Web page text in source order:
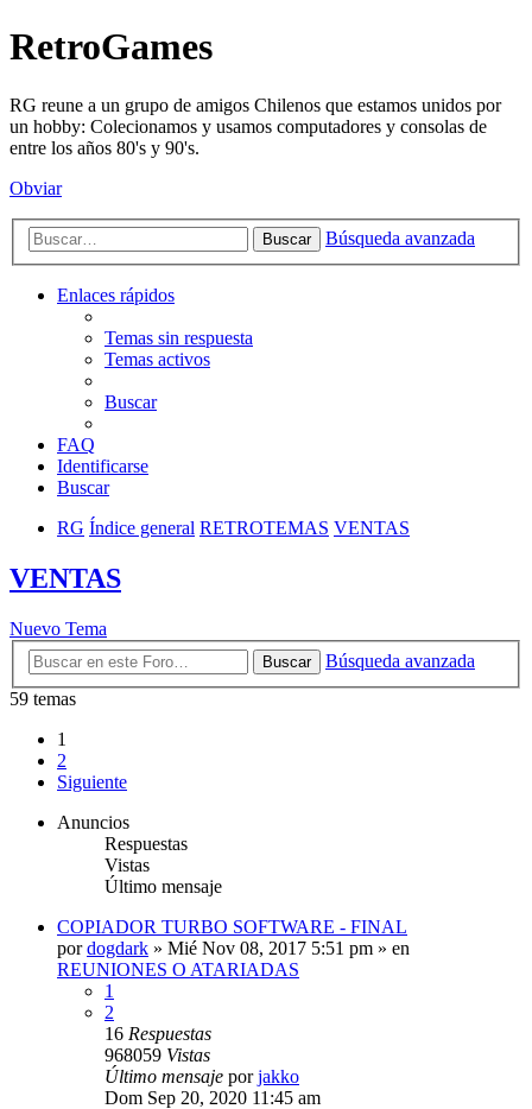
RetroGames
RG reune a un grupo de amigos Chilenos que estamos unidos por
un hobby: Colecionamos y usamos computadores y consolas de
entre los años 80's y 90's.
Obviar
Buscar Búsqueda avanzada
Enlaces rápidos
Temas sin respuesta
Temas activos
Buscar
FAQ
Identificarse
Buscar
RG Índice general RETROTEMAS VENTAS
VENTAS
Nuevo Tema
Buscar
Búsqueda avanzada
59 temas
1
2
Siguiente
Anuncios
Respuestas
Vistas
Último mensaje
COPIADOR TURBO SOFTWARE - FINAL
pordogdark » Mié Nov 08, 2017 5:51 pm » en
REUNIONES O ATARIADAS
1
2
16 Respuestas
968059 Vistas
Último mensaje porjakko
Dom Sep 20, 2020 11:45 am